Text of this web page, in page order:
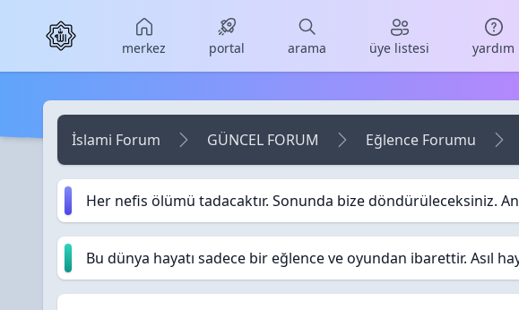
Skip to main content
merkez portal arama üye listesi yardım
İslami Forum GÜNCEL FORUM Eğlence Forumu
Her nefis ölümü tadacaktır. Sonunda bize döndürüleceksiniz.
Bu dünya hayatı sadece bir eğlence ve oyundan ibarettir. Asıl